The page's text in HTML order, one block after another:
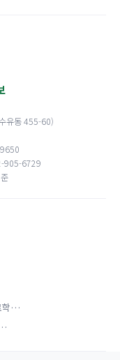
유동 455-60)
905-6729
학…